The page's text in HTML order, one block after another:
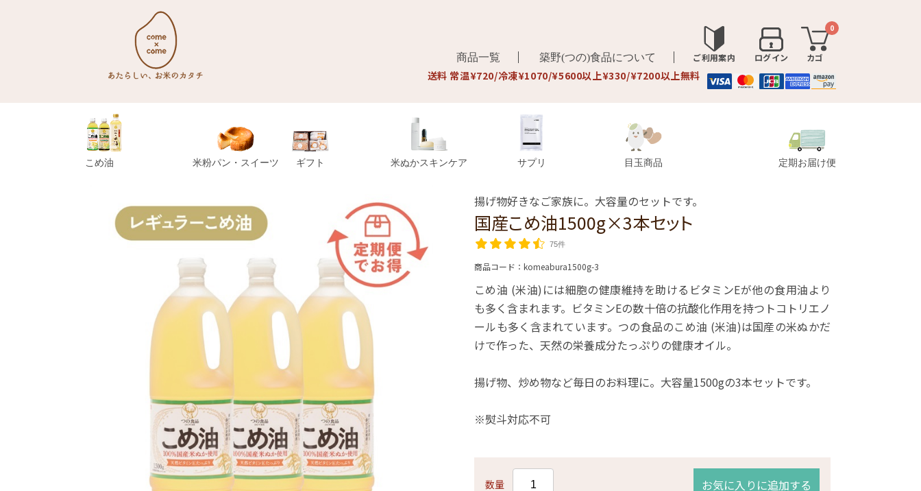
商品一覧 築野(つの)食品について ご利用案内 ログイン カゴ
0
送料 常温¥720/冷凍¥1070/¥5600以上¥330/¥7200以上無料
こめ油 米粉パン・スイーツ ギフト 米ぬかスキンケア サプリ 目玉商品 定期お届け便
揚げ物好きなご家族に。大容量のセットです。
国産こめ油1500g×3本セット
75件
商品コード： komeabura1500g-3
こめ油 (米油)には細胞の健康維持を助けるビタミンEが他の食用油より
も多く含まれます。ビタミンEの数十倍の抗酸化作用を持つトコトリエノ
ールも多く含まれています。つの食品のこめ油 (米油)は国産の米ぬかだ
けで作った、天然の栄養成分たっぷりの健康オイル。
揚げ物、炒め物など毎日のお料理に。大容量1500gの3本セットです。
※熨斗対応不可
数量 お気に入りに追加する